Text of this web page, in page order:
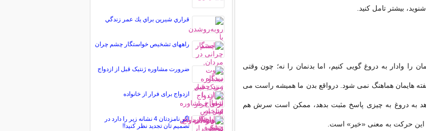
بیشتر تامل کنید.
را وادار به دروغ گویی کنیم، اما بدنمان را نه؛ چون وقتی
هایمان هماهنگ نمی شود. درواقع بدن ما همیشه راست می
به دروغ به چیزی پاسخ مثبت بدهد، ممکن است سرش هم
حرکت به معنی «خیر» است.
قراري شيرين براي يك عمر زندگي
راههای تشخیص خواستگار چشم چران
ضرورت مشاوره ژنتیک قبل از ازدواج
ازدواج برای فرار از خانواده
اگر نامزدتان 4 نشانه زیر را دارد در
تصمیم تان تجدید نظر کنید!!